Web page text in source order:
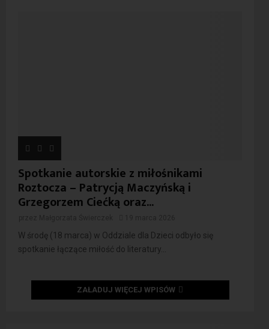
Spotkanie autorskie z miłośnikami
Roztocza – Patrycją Maczyńską i
Grzegorzem Ciećką oraz...
W środę (18 marca) w Oddziale dla Dzieci odbyło się
spotkanie łączące miłość do literatury...
ZAŁADUJ WIĘCEJ WPISÓW